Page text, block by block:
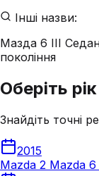
Інші назви:
Мазда 6 III Седан
покоління
Оберіть
Знайдіть точні
2015
Mazda 2 Mazda